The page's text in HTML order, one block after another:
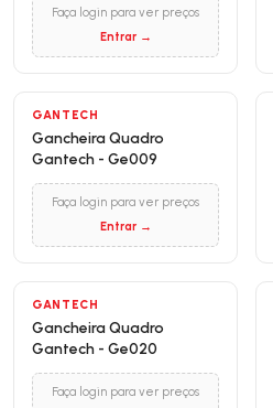
Faça login para ver preços
Entrar →
GANTECH
Gancheira Quadro
Gantech - Ge009
Faça login para ver preços
Entrar →
GANTECH
Gancheira Quadro
Gantech - Ge020
Faça login para ver preços